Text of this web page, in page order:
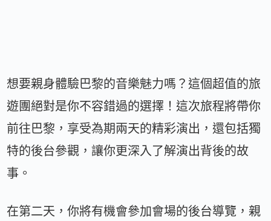
想要親身體驗巴黎的音樂魅力嗎？這個超值的旅
遊團絕對是你不容錯過的選擇！這次旅程將帶你
前往巴黎，享受為期兩天的精彩演出，還包括獨
特的後台參觀，讓你更深入了解演出背後的故
事。
在第二天，你將有機會參加會場的後台導覽，親